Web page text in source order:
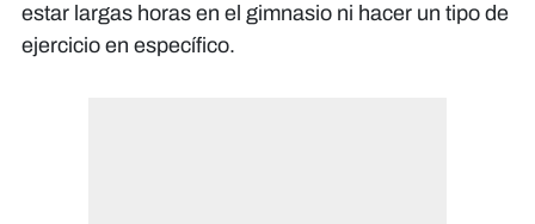
estar largas horas en el gimnasio ni hacer un tipo de
ejercicio en específico.